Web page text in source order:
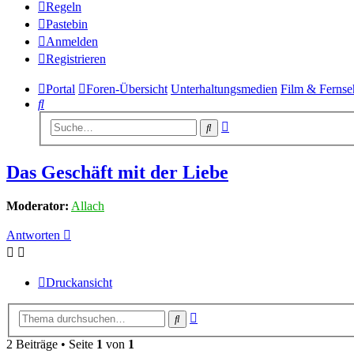
Regeln
Pastebin
Anmelden
Registrieren
Portal Foren-Übersicht Unterhaltungsmedien Film &
Suche
Suche
Das Geschäft mit der Liebe
Moderator: Allach
Antworten
Druckansicht
Suche
2 Beiträge • Seite 1 von 1